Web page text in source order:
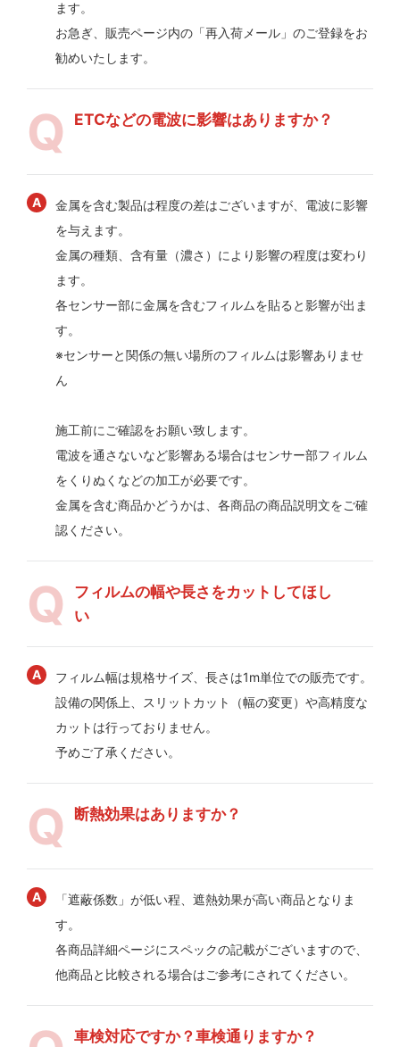
ます。
お急ぎ、販売ページ内の「再入荷メール」のご登録をお
勧めいたします。
ETCなどの電波に影響はありますか？
金属を含む製品は程度の差はございますが、電波に影響
を与えます。
金属の種類、含有量（濃さ）により影響の程度は変わり
ます。
各センサー部に金属を含むフィルムを貼ると影響が出ま
す。
※センサーと関係の無い場所のフィルムは影響ありませ
ん
施工前にご確認をお願い致します。
電波を通さないなど影響ある場合はセンサー部フィルム
をくりぬくなどの加工が必要です。
金属を含む商品かどうかは、各商品の商品説明文をご確
認ください。
フィルムの幅や長さをカットしてほし
い
フィルム幅は規格サイズ、長さは1m単位での販売です。
設備の関係上、スリットカット（幅の変更）や高精度な
カットは行っておりません。
予めご了承ください。
断熱効果はありますか？
「遮蔽係数」が低い程、遮熱効果が高い商品となりま
す。
各商品詳細ページにスペックの記載がございますので、
他商品と比較される場合はご参考にされてください。
車検対応ですか？車検通りますか？